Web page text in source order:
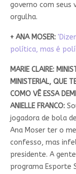
governo com seus
orgulha.
+ ANA MOSER:
política, mas é
MARIE CLAIRE:
MINISTERIAL, QUE
COMO VÊ ESSA
ANIELLE FRANCO:
jogadora de bola
Ana Moser ter o
confesso, mas
presidente. A
programa Esporte